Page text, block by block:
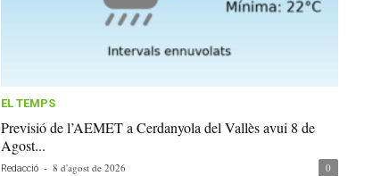
EL TEMPS
Previsió de l’AEMET a Cerdanyola del Vallès avui 8 de
Agost...
Redacció - 8 d'agost de 2026 0